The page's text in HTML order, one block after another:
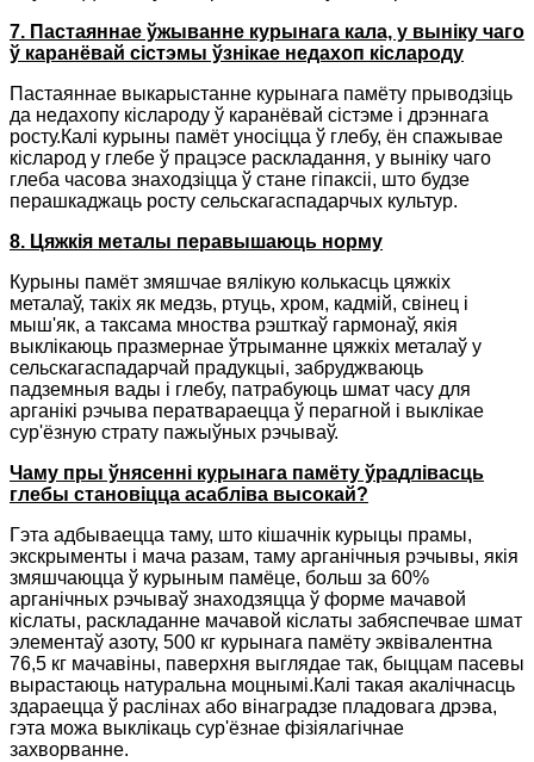
7. Пастаяннае ўжыванне курынага кала, у выніку чаго
ў каранёвай сістэмы ўзнікае недахоп кіслароду
Пастаяннае выкарыстанне курынага памёту прыводзіць
да недахопу кіслароду ў каранёвай сістэме і дрэннага
росту.Калі курыны памёт уносіцца ў глебу, ён спажывае
кісларод у глебе ў працэсе раскладання, у выніку чаго
глеба часова знаходзіцца ў стане гіпаксіі, што будзе
перашкаджаць росту сельскагаспадарчых культур.
8. Цяжкія металы перавышаюць норму
Курыны памёт змяшчае вялікую колькасць цяжкіх
металаў, такіх як медзь, ртуць, хром, кадмій, свінец і
мыш'як, а таксама мноства рэшткаў гармонаў, якія
выклікаюць празмернае ўтрыманне цяжкіх металаў у
сельскагаспадарчай прадукцыі, забруджваюць
падземныя вады і глебу, патрабуюць шмат часу для
арганікі рэчыва ператвараецца ў перагной і выклікае
сур'ёзную страту пажыўных рэчываў.
Чаму пры ўнясенні курынага памёту ўрадлівасць
глебы становіцца асабліва высокай?
Гэта адбываецца таму, што кішачнік курыцы прамы,
экскрыменты і мача разам, таму арганічныя рэчывы, якія
змяшчаюцца ў курыным памёце, больш за 60%
арганічных рэчываў знаходзяцца ў форме мачавой
кіслаты, раскладанне мачавой кіслаты забяспечвае шмат
элементаў азоту, 500 кг курынага памёту эквівалентна
76,5 кг мачавіны, паверхня выглядае так, быццам пасевы
вырастаюць натуральна моцнымі.Калі такая акалічнасць
здараецца ў раслінах або вінаградзе пладовага дрэва,
гэта можа выклікаць сур'ёзнае фізіялагічнае
захворванне.